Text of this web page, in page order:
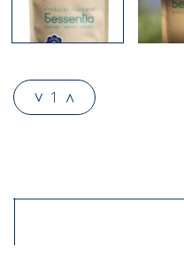
1